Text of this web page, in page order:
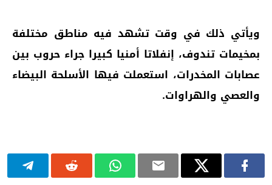
ويأتي ذلك في وقت تشهد فيه مناطق مختلفة
بمخيمات تندوف، إنفلاتا أمنيا كبيرا جراء حروب بين
عصابات المخدرات، استعملت فيها الأسلحة البيضاء
والعصي والهراوات.